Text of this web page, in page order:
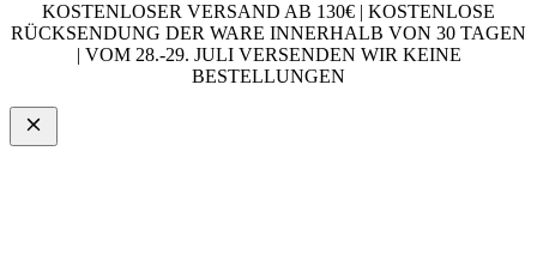
KOSTENLOSER VERSAND AB 130€ | KOSTENLOSE
RÜCKSENDUNG DER WARE INNERHALB VON 30 TAGEN
| VOM 28.-29. JULI VERSENDEN WIR KEINE
BESTELLUNGEN